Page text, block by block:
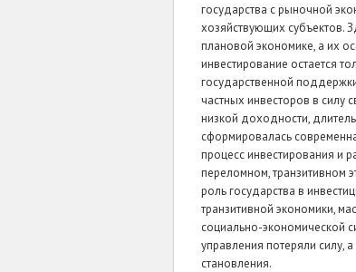
государства с рыночной
хозяйствующих субъектов.
плановой экономике, а их
инвестирование остается
государственной
частных инвесторов в
низкой доходности,
сформировалась
процесс инвестирования и
переломном, транзитивном
роль государства в
транзитивной экономики,
социально-экономической
управления потеряли силу,
становления.